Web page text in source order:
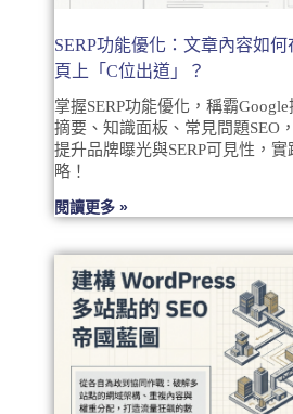
SERP功能優化：文章內容如何
頁上「C位出道」？
掌握SERP功能優化，稱霸
摘要、知識面板、常見問題SEO
提升品牌曝光與SERP可見性，
略！
閱讀更多 »